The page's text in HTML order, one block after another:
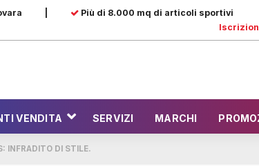
Più di 8.000 mq di articoli sportivi
VENDITA SERVIZI MARCHI
INFRADITO DI STILE.